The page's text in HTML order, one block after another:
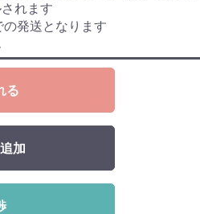
れます
発送となります
る
加